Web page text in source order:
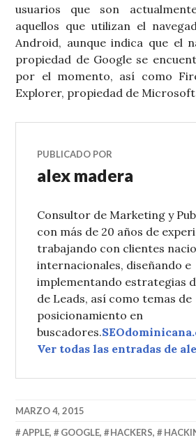
usuarios que son
aquellos que utilizan el
Android, aunque indica que el
propiedad de Google se
por el momento, así como
Explorer, propiedad de
PUBLICADO POR
alex madera
Consultor de Marketing y
con más de 20 años de
trabajando con clientes
internacionales, diseñando e
implementando estrategias
de Leads, así como temas de
posicionamiento en
buscadores.
Ver todas las entradas de
MARZO 4, 2015
APPLE, GOOGLE, HACKERS,